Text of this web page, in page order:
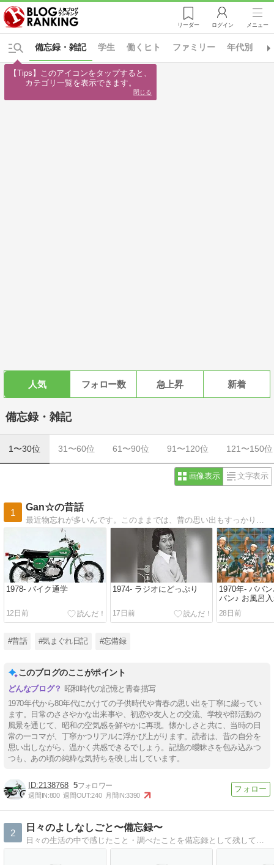
リーダー ログイン メニュー
学生 働くヒト ファミリー 年代別
備忘録・雑記
人気 フォロー数 急上昇 新着
備忘録・雑記
1〜30位 31〜60位 61〜90位 91〜120位 121〜150位
画像表示 文字表示
1
Gan☆の昔話
1978- バイク通学
12日前
1974- ラジオにどっぷり
17日前
1970年- ババ
バン♪ お風呂
28日前
#昔話 #気まぐれ日記 #忘備録
このブログのここがポイント
昭和時代の記憶と青春描写
1970年代から80年代にかけての子供時代や青春の思い出を丁寧に綴ってい
ます。日常のささやかな出来事や、初恋や友人との交流、学校や部活動の
風景を通じて、昭和の空気感を鮮やかに再現。懐かしさと共に、当時の日
常の一コマが、丁寧かつリアルに浮かび上がります。読者は、昔の自分を
思い出しながら、温かく共感できるでしょう。記憶の曖昧さを包み込みつ
つも、あの頃の純粋な気持ちを映し出しています。
2138768 5
週間IN:800 週間OUT:240 月間IN:3390
2
日々のよしなしごと〜備忘録〜
【Tips】このアイコンをタップすると、
カテゴリ一覧を表示できます。
閉じる